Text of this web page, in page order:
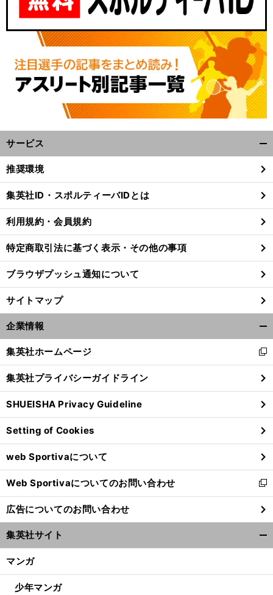
。
サービス
閉
る
推奨環境
集英社ID・スポルティーバIDとは
利用規約・会員規約
特定商取引法に基づく表示・その他の事項
ブラウザプッシュ通知について
サイトマップ
企業情報
閉
る
集英社ホームページ
新
し
い
ウ
ィ
ン
ド
ウ
で
開
く
集英社プライバシーガイドライン
SHUEISHA Privacy Guideline
Setting of Cookies
web Sportivaについて
Web Sportivaについてのお問い合わせ
新
し
い
ウ
ィ
ン
ウ
広告についてのお問い合わせ
集英社サイト
マンガ
少年マンガ